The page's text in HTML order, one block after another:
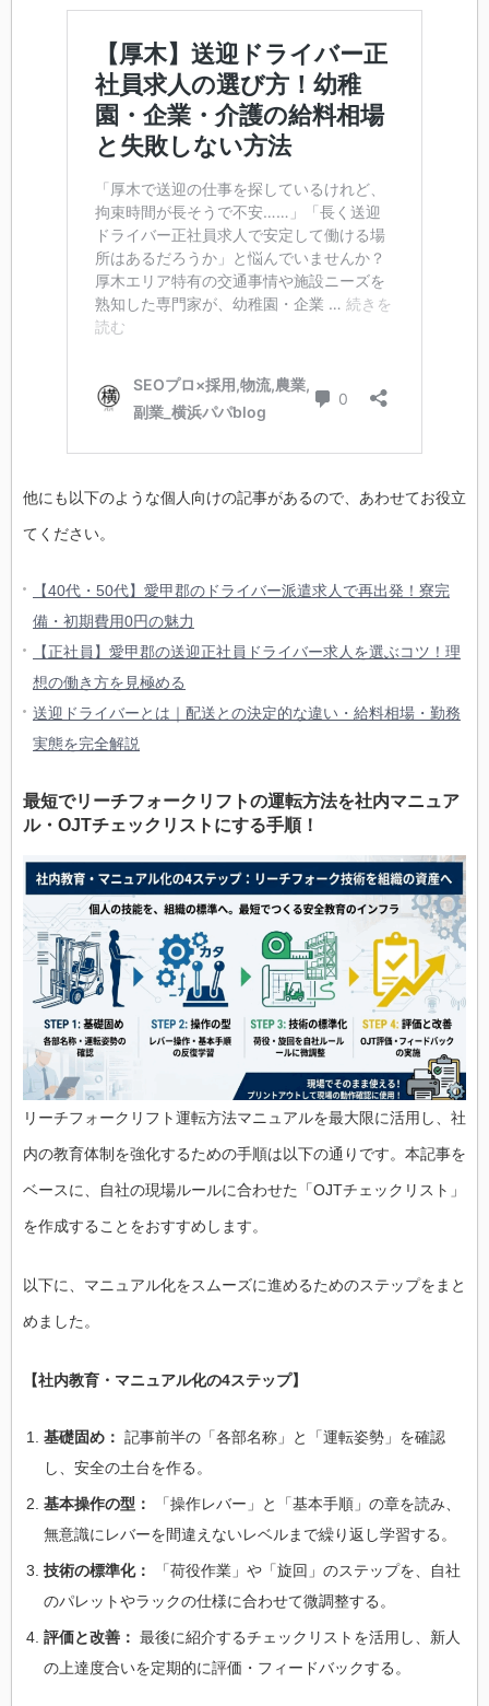
他にも以下のような個人向けの記事があるので、あわせてお役立
てください。
【40代・50代】愛甲郡のドライバー派遣求人で再出発！寮完
備・初期費用0円の魅力
【正社員】愛甲郡の送迎正社員ドライバー求人を選ぶコツ！理
想の働き方を見極める
送迎ドライバーとは｜配送との決定的な違い・給料相場・勤務
実態を完全解説
最短でリーチフォークリフトの運転方法を社内マニュア
ル・OJTチェックリストにする手順！
リーチフォークリフト運転方法マニュアルを最大限に活用し、社
内の教育体制を強化するための手順は以下の通りです。本記事を
ベースに、自社の現場ルールに合わせた「OJTチェックリスト」
を作成することをおすすめします。
以下に、マニュアル化をスムーズに進めるためのステップをまと
めました。
【社内教育・マニュアル化の4ステップ】
基礎固め： 記事前半の「各部名称」と「運転姿勢」を確認
し、安全の土台を作る。
基本操作の型：
「操作レバー」と「基本手順」の章を読み、
無意識にレバーを間違えないレベルまで繰り返し学習する。
技術の標準化：
「荷役作業」や「旋回」のステップを、自社
のパレットやラックの仕様に合わせて微調整する。
評価と改善： 最後に紹介するチェックリストを活用し、新人
の上達度合いを定期的に評価・フィードバックする。